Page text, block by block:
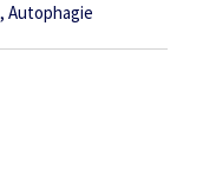
Autophagie